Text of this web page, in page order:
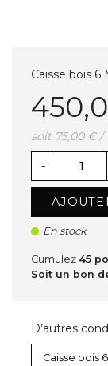
Caisse bois 6
soit 75,00 € /
-
En stock
Cumulez 45
Soit un bon
D’autres